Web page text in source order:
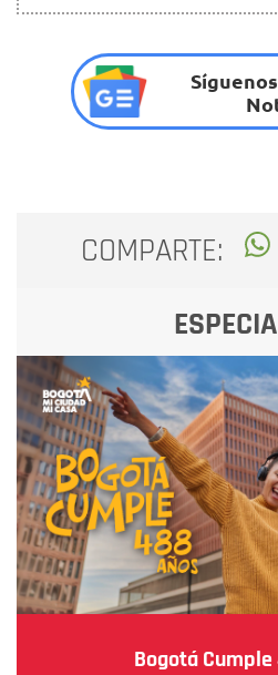
COMPARTE:
Bogotá